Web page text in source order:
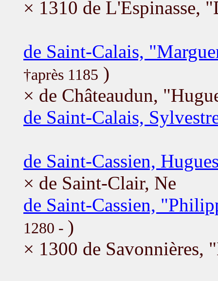
× 1310 de L'Espinasse,
de Saint-Calais,
†après 1185 )
× de Châteaudun,
de Saint-Calais,
de Saint-Cassien,
× de Saint-Clair, Ne
de Saint-Cassien,
1280 - )
× 1300 de Savonnières,